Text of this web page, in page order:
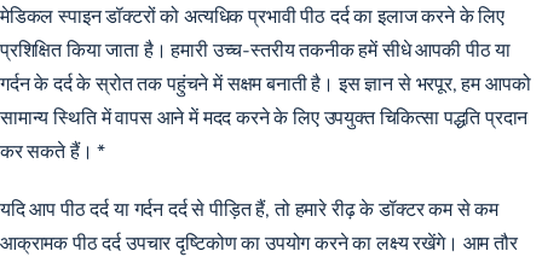
मेडिकल स्पाइन डॉक्टरों को अत्यधिक प्रभावी पीठ दर्द का इलाज करने के लिए
प्रशिक्षित किया जाता है। हमारी उच्च-स्तरीय तकनीक हमें सीधे आपकी पीठ या
गर्दन के दर्द के स्रोत तक पहुंचने में सक्षम बनाती है। इस ज्ञान से भरपूर, हम आपको
सामान्य स्थिति में वापस आने में मदद करने के लिए उपयुक्त चिकित्सा पद्धति प्रदान
कर सकते हैं। *
यदि आप पीठ दर्द या गर्दन दर्द से पीड़ित हैं, तो हमारे रीढ़ के डॉक्टर कम से कम
आक्रामक पीठ दर्द उपचार दृष्टिकोण का उपयोग करने का लक्ष्य रखेंगे। आम तौर